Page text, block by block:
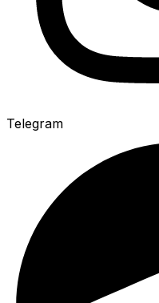
Telegram